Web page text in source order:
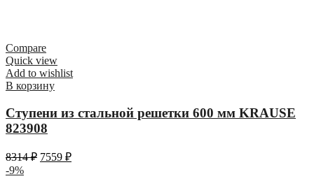
Compare
Quick view
Add to wishlist
В корзину
Ступени из стальной решетки 600 мм KRAUSE
823908
8314₽ 7559 ₽
-9%